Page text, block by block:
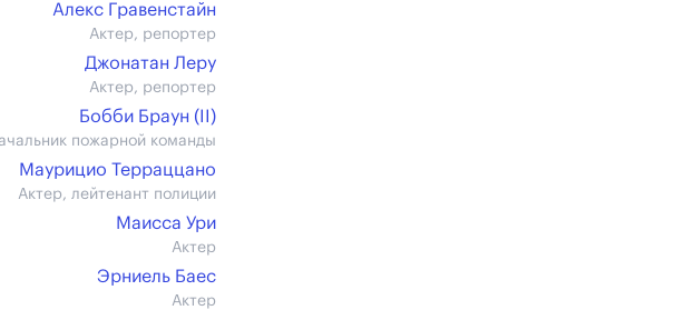
Алекс Гравенстайн
Актер, репортер
Джонатан Леру
Актер, репортер
Бобби Браун (II)
пожарной команды
Маурицио Терраццано
Актер, лейтенант полиции
Маисса Ури
Актер
Эрниель Баес
Актер